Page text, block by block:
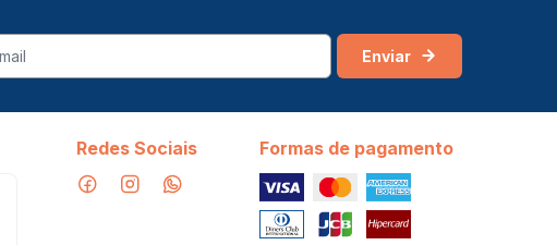
Enviar
Redes Sociais Formas de pagamento